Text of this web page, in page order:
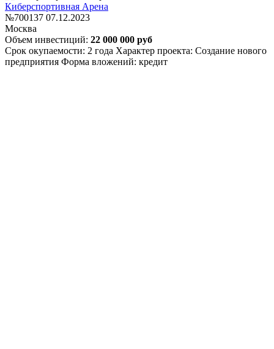
Киберспортивная Арена
№700137 07.12.2023
Москва
Объем инвестиций: 22 000 000 руб
Срок окупаемости: 2 года Характер проекта: Создание нового
предприятия Форма вложений: кредит